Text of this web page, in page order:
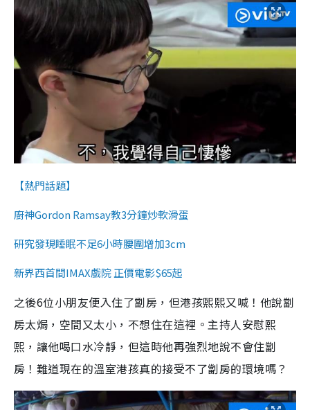
【熱門話題】
廚神Gordon Ramsay教3分鐘炒軟滑蛋
研究發現睡眠不足6小時腰圍增加3cm
新界西首間IMAX戲院 正價電影$65起
之後6位小朋友便入住了劏房，但港孩熙熙又喊！他說劏
房太焗，空間又太小，不想住在這裡。主持人安慰熙
熙，讓他喝口水冷靜，但這時他再強烈地說不會住劏
房！難道現在的溫室港孩真的接受不了劏房的環境嗎？